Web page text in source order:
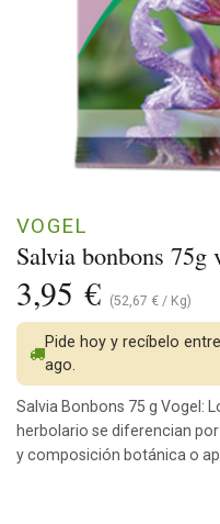
Salvia bonbons 75g
VOGEL
3,95 € (52,67 € / Kg)
Pide hoy y recíbelo
ago.
Salvia Bonbons 75 g Vogel:
herbolario se diferencian
y composición botánica o